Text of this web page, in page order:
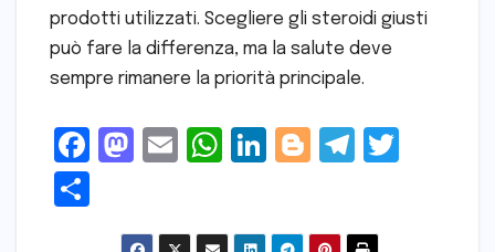
prodotti utilizzati. Scegliere gli steroidi giusti
può fare la differenza, ma la salute deve
sempre rimanere la priorità principale.
F
M
E
W
Li
Bl
T